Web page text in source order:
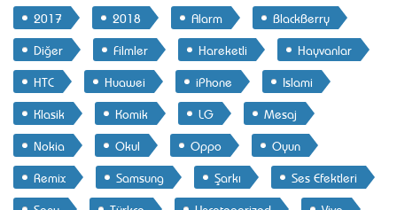
2017 2018 Alarm
BlackBerry
Diğer
Filmler Hareketli
Hayvanlar
HTC
Huawei iPhone
Islami
Klasik
Komik LG
Mesaj
Nokia
Okul Oppo
Oyun
Remix
Samsung Şarkı
Ses Efektleri